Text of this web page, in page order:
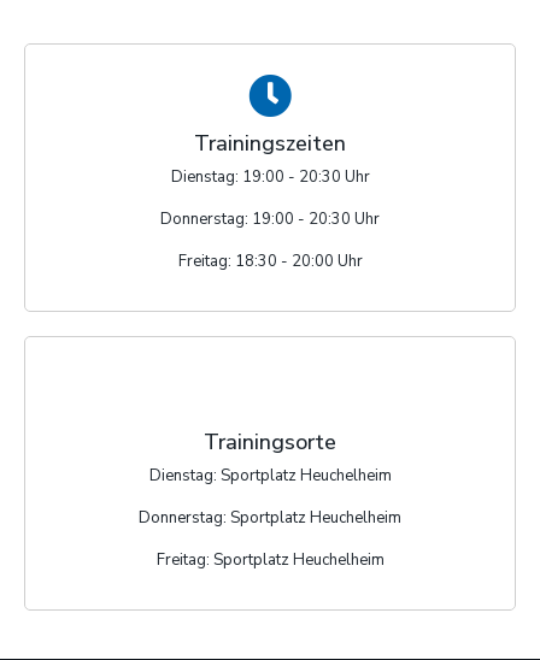
Trainingszeiten
Dienstag: 19:00 - 20:30 Uhr
Donnerstag: 19:00 - 20:30 Uhr
Freitag: 18:30 - 20:00 Uhr
Trainingsorte
Dienstag: Sportplatz Heuchelheim
Donnerstag: Sportplatz Heuchelheim
Freitag: Sportplatz Heuchelheim